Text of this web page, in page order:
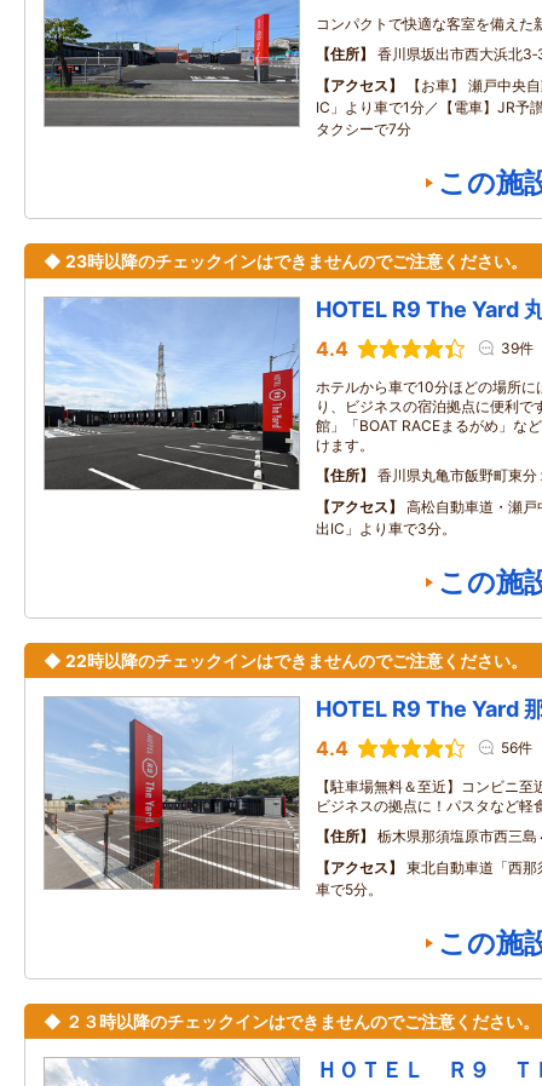
コンパクトで快適な客室を備えた
住所
香川県坂出市西大浜北
アクセス
【お車】 瀬戸中央
IC」より車で1分／【電車】JR予
タクシーで7分
この施
◆ 23時以降のチェックインはできませんのでご注意ください。
HOTEL R9 The Yard
4.4 39件
ホテルから車で10分ほどの場所
り、ビジネスの宿泊拠点に便利で
館」「BOAT RACEまるがめ」な
けます。
住所
香川県丸亀市飯野町東分
アクセス
高松自動車道・瀬
出IC」より車で3分。
この施
◆ 22時以降のチェックインはできませんのでご注意ください。
HOTEL R9 The Yard
4.4 56件
【駐車場無料＆至近】コンビニ
ビジネスの拠点に！パスタなど軽
住所
栃木県那須塩原市西三島
アクセス
東北自動車道「西
車で5分。
この施
◆ ２３時以降のチェックインはできませんのでご注意ください。
ＨＯＴＥＬ Ｒ９